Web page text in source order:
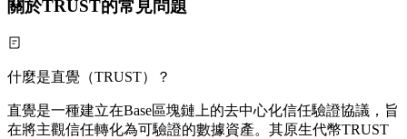
關於TRUST的常見問題
什麼是直覺（TRUST）？
直覺是一種建立在Base區塊鏈上的去中心化信任驗證協議，旨
在將主觀信任轉化為可驗證的數據資產。其原生代幣TRUST